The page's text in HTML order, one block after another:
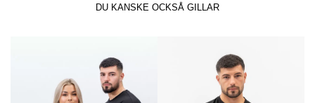
DU KANSKE OCKSÅ GILLAR